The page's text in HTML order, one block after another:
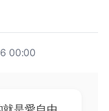
00:00